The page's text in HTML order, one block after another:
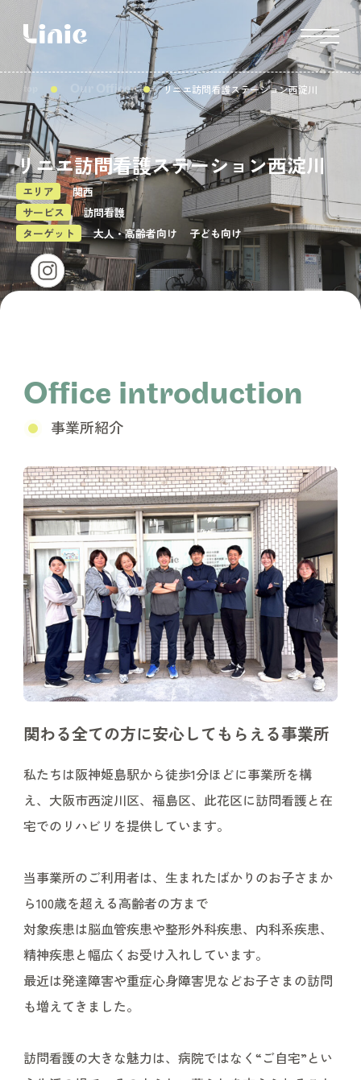
top Our Office リニエ訪問看護ステーション西淀川
リニエ訪問看護ステーション西淀川
エリア
関西
サービス
訪問看護
ターゲット
大人・高齢者向け 子ども向け
Office introduction
事業所紹介
関わる全ての方に安心してもらえる事業所
私たちは阪神姫島駅から徒歩1分ほどに事業所を構
え、大阪市西淀川区、福島区、此花区に訪問看護と在
宅でのリハビリを提供しています。
当事業所のご利用者は、生まれたばかりのお子さまか
ら100歳を超える高齢者の方まで
対象疾患は脳血管疾患や整形外科疾患、内科系疾患、
精神疾患と幅広くお受け入れしています。
最近は発達障害や重症心身障害児などお子さまの訪問
も増えてきました。
訪問看護の大きな魅力は、病院ではなく“ご自宅”とい